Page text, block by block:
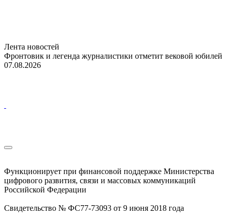
Лента новостей
Фронтовик и легенда журналистики отметит вековой юбилей
07.08.2026
Функционирует при финансовой поддержке Министерства
цифрового развития, связи и массовых коммуникаций
Российской Федерации
Свидетельство № ФС77-73093 от 9 июня 2018 года